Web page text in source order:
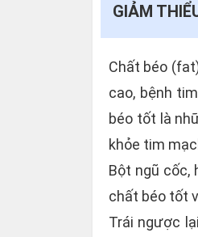
GIẢM
Chất béo
cao, bệnh
béo tốt là
khỏe tim
Bột ngũ cốc,
chất béo tốt
Trái ngược